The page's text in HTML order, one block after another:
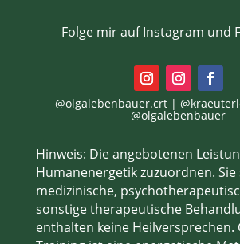
Folge mir auf Instagram und
@olgalebenbauer.crt |
@olgalebenbauer
Hinweis: Die angebotenen
Humanenergetik zuzuordnen. Sie
medizinische,
sonstige therapeutische
enthalten keine Heilversprechen.